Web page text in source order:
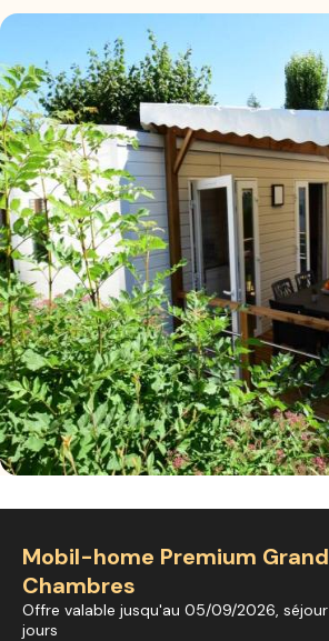
Mobil-home Premium
Chambres
Offre valable jusqu'au 05/09/2026,
jours